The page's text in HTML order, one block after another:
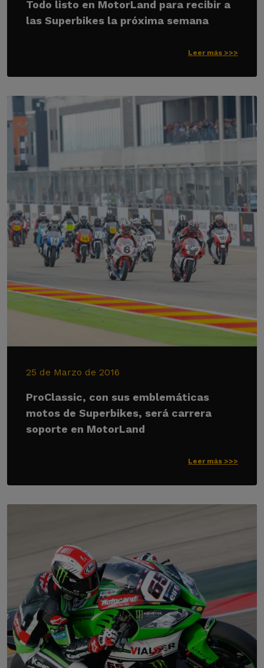
Todo listo en MotorLand para recibir a
las Superbikes la próxima semana
Leer más >>>
25 de Marzo de 2016
ProClassic, con sus emblemáticas
motos de Superbikes, será carrera
soporte en MotorLand
Leer más >>>